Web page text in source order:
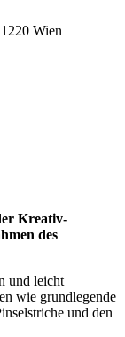
Wien
Kreativ-
des
und leicht
wie grundlegende
und den